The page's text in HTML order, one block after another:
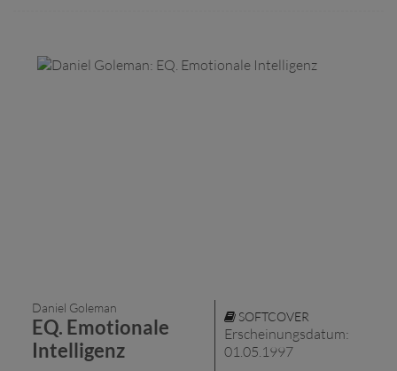
Daniel Goleman
EQ. Emotionale
Intelligenz
SOFTCOVER
Erscheinungsdatum:
01.05.1997